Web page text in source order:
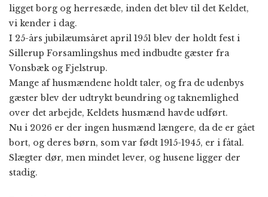
ligget borg og herresæde, inden det blev til det Keldet,
vi kender i dag.
I 25-års jubilæumsåret april 1951 blev der holdt fest i
Sillerup Forsamlingshus med indbudte gæster fra
Vonsbæk og Fjelstrup.
Mange af husmændene holdt taler, og fra de udenbys
gæster blev der udtrykt beundring og taknemlighed
over det arbejde, Keldets husmænd havde udført.
Nu i 2026 er der ingen husmænd længere, da de er gået
bort, og deres børn, som var født 1915-1945, er i fåtal.
Slægter dør, men mindet lever, og husene ligger der
stadig.